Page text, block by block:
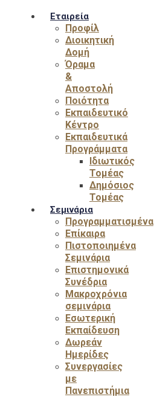
Εταιρεία
Προφίλ
Διοικητική
Δομή
Όραμα
&
Αποστολή
Ποιότητα
Εκπαιδευτικό
Κέντρο
Εκπαιδευτικά
Προγράμματα
Ιδιωτικός
Τομέας
Δημόσιος
Τομέας
Σεμινάρια
Προγραμματισμένα
Επίκαιρα
Πιστοποιημένα
Σεμινάρια
Επιστημονικά
Συνέδρια
Μακροχρόνια
σεμινάρια
Εσωτερική
Εκπαίδευση
Δωρεάν
Ημερίδες
Συνεργασίες
με
Πανεπιστήμια